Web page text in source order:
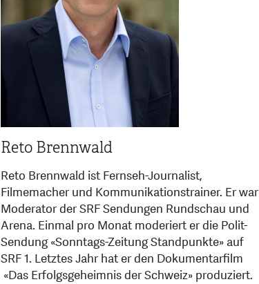
Reto Brennwald
Reto Brennwald ist Fernseh-Journalist,
Filmemacher und Kommunikationstrainer. Er war
Moderator der SRF Sendungen Rundschau und
Arena. Einmal pro Monat moderiert er die Polit-
Sendung «Sonntags-Zeitung Standpunkte» auf
SRF 1. Letztes Jahr hat er den Dokumentarfilm
«Das Erfolgsgeheimnis der Schweiz» produziert.